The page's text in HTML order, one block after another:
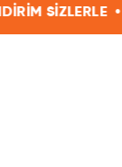
SEPETTE